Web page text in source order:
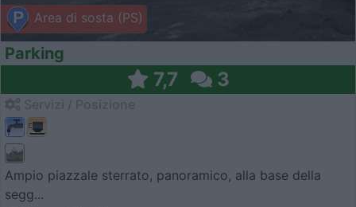
Area di sosta (PS)
Parking
7,7 3
Ampio piazzale sterrato, panoramico, alla base della
segg...